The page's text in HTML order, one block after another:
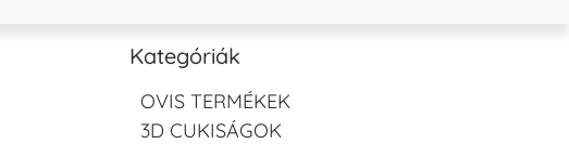
Kategóriák
OVIS TERMÉKEK
3D CUKISÁGOK